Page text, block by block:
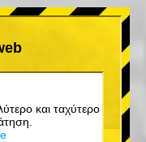
και ταχύτερο